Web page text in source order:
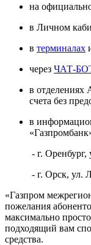
на
в Личном
в терминалах
через ЧАТ-
в отделениях
счета без
в
- г. Оренбург,
- г. Орск, ул.
«Газпром
пожелания
максимально
подходящий вам
средства.